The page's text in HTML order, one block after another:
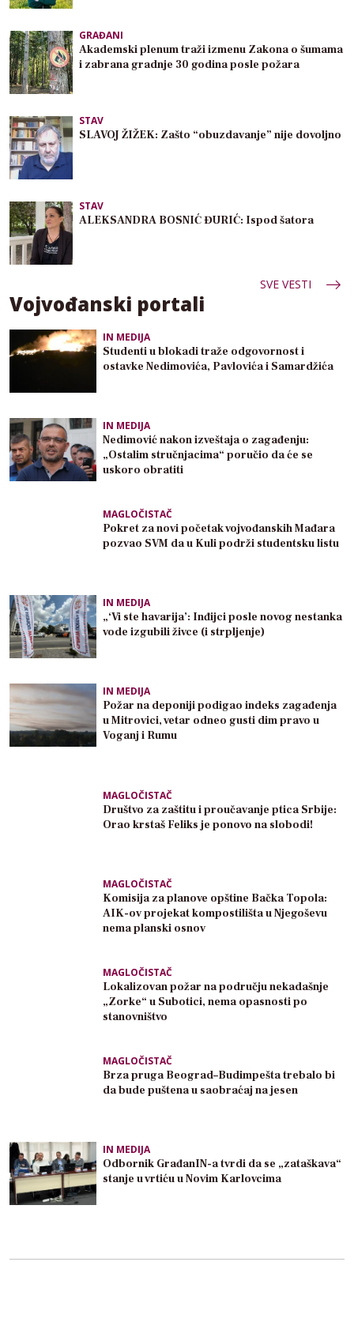
GRAĐANI
Akademski plenum traži izmenu Zakona o šumama
i zabrana gradnje 30 godina posle požara
STAV
SLAVOJ ŽIŽEK: Zašto “obuzdavanje” nije dovoljno
STAV
ALEKSANDRA BOSNIĆ ĐURIĆ: Ispod šatora
SVE VESTI
Vojvođanski portali
IN MEDIJA
Studenti u blokadi traže odgovornost i
ostavke Nedimovića, Pavlovića i Samardžića
IN MEDIJA
Nedimović nakon izveštaja o zagađenju:
„Ostalim stručnjacima“ poručio da će se
uskoro obratiti
MAGLOČISTAČ
Pokret za novi početak vojvođanskih Mađara
pozvao SVM da u Kuli podrži studentsku listu
IN MEDIJA
„‘Vi ste havarija’: Inđijci posle novog nestanka
vode izgubili živce (i strpljenje)
IN MEDIJA
Požar na deponiji podigao indeks zagađenja
u Mitrovici, vetar odneo gusti dim pravo u
Voganj i Rumu
MAGLOČISTAČ
Društvo za zaštitu i proučavanje ptica Srbije:
Orao krstaš Feliks je ponovo na slobodi!
MAGLOČISTAČ
Komisija za planove opštine Bačka Topola:
AIK-ov projekat kompostilišta u Njegoševu
nema planski osnov
MAGLOČISTAČ
Lokalizovan požar na području nekadašnje
„Zorke“ u Subotici, nema opasnosti po
stanovništvo
MAGLOČISTAČ
Brza pruga Beograd–Budimpešta trebalo bi
da bude puštena u saobraćaj na jesen
IN MEDIJA
Odbornik GrađanIN-a tvrdi da se „zataškava“
stanje u vrtiću u Novim Karlovcima